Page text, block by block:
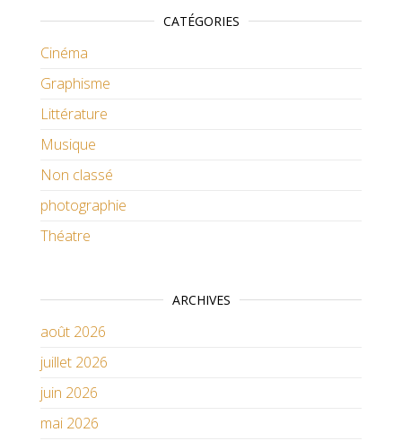
CATÉGORIES
Cinéma
Graphisme
Littérature
Musique
Non classé
photographie
Théatre
ARCHIVES
août 2026
juillet 2026
juin 2026
mai 2026